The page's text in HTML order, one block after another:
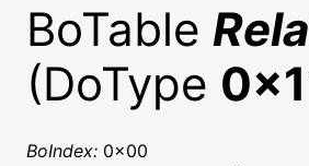
BoTable
(DoType
BoIndex: 0x00